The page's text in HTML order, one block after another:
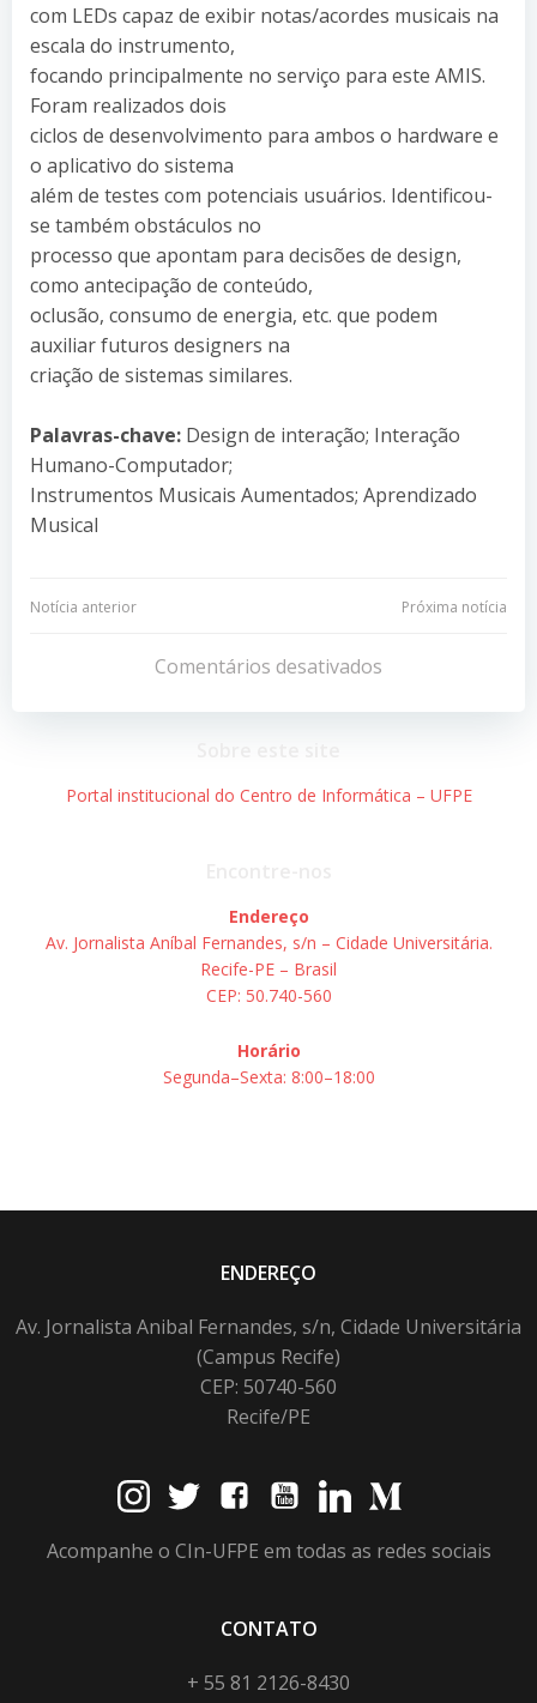
com LEDs capaz de exibir notas/acordes musicais na
escala do instrumento,
focando principalmente no serviço para este AMIS.
Foram realizados dois
ciclos de desenvolvimento para ambos o hardware e
o aplicativo do sistema
além de testes com potenciais usuários. Identificou-
se também obstáculos no
processo que apontam para decisões de design,
como antecipação de conteúdo,
oclusão, consumo de energia, etc. que podem
auxiliar futuros designers na
criação de sistemas similares.
Palavras-chave: Design de interação; Interação
Humano-Computador;
Instrumentos Musicais Aumentados; Aprendizado
Musical
Navegação
Post
Notícia anterior
Navegação
de
Post
Próxima notícia
Comentários desativados
Portal institucional do Centro de Informática – UFPE
Endereço
Av. Jornalista Aníbal Fernandes, s/n – Cidade Universitária.
Recife-PE – Brasil
CEP: 50.740-560
Horário
Segunda–Sexta: 8:00–18:00
ENDEREÇO
Av. Jornalista Anibal Fernandes, s/n, Cidade Universitária
(Campus Recife)
CEP: 50740-560
Recife/PE
Acompanhe o CIn-UFPE em todas as redes sociais
CONTATO
+ 55 81 2126-8430